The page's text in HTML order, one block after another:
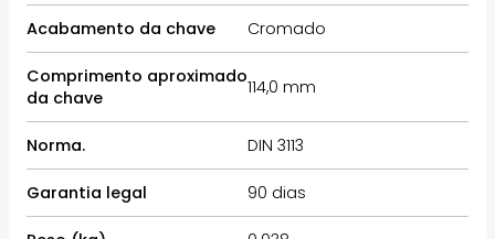
Acabamento da chave Cromado
Comprimento aproximado
da chave
114,0 mm
Norma. DIN 3113
Garantia legal 90 dias